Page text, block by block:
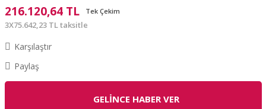
216.120,64 TL Tek Çekim
3X75.642,23 TL taksitle
Karşılaştır
Paylaş
GELİNCE HABER VER